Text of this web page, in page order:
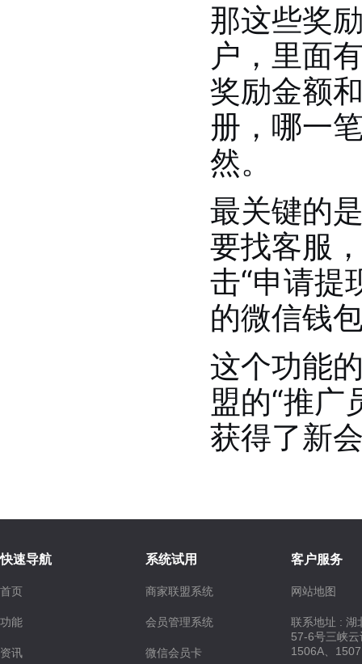
那这些奖
户，里面
奖励金额
册，哪一
然。
最关键的
要找客服
击“申请提
的微信钱
这个功能
盟的“推广
获得了新
快速导航
首页
功能
资讯
系统试用
商家联盟系统
会员管理系统
微信会员卡
客户服务
网站地图
联系地址 : 湖
57-6号三峡
1506A、